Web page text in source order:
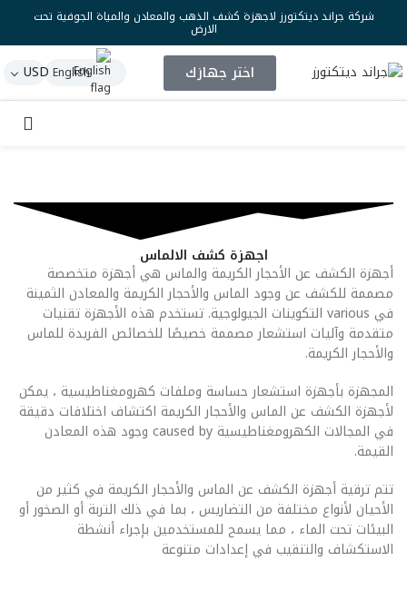
شركة جراند ديتكتورز لاجهزة كشف الذهب والمعادن والمياة الجوفية تحت
الارض
اختر جهازك English
USD
اجهزة كشف الالماس
أجهزة الكشف عن الأحجار الكريمة والماس هي أجهزة متخصصة
مصممة للكشف عن وجود الماس والأحجار الكريمة والمعادن الثمينة
في various التكوينات الجيولوجية. تستخدم هذه الأجهزة تقنيات
متقدمة وآليات استشعار مصممة خصيصًا للخصائص الفريدة للماس
والأحجار الكريمة.
المجهزة بأجهزة استشعار حساسة وملفات كهرومغناطيسية ، يمكن
لأجهزة الكشف عن الماس والأحجار الكريمة اكتشاف اختلافات دقيقة
في المجالات الكهرومغناطيسية caused by وجود هذه المعادن
القيمة.
تتم ترقية أجهزة الكشف عن الماس والأحجار الكريمة في كثير من
الأحيان لأنواع مختلفة من التضاريس ، بما في ذلك التربة أو الصخور أو
البيئات تحت الماء ، مما يسمح للمستخدمين بإجراء أنشطة
الاستكشاف والتنقيب في إعدادات متنوعة